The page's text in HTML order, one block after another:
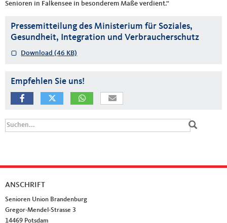
Senioren in Falkensee in besonderem Maße verdient.“
Pressemitteilung des Ministerium für Soziales,
Gesundheit, Integration und Verbraucherschutz
Download(46 KB)
Empfehlen Sie uns!
Suchformular
Suche
Fußbereich
ANSCHRIFT
Senioren Union Brandenburg
Gregor-Mendel-Strasse 3
14469 Potsdam